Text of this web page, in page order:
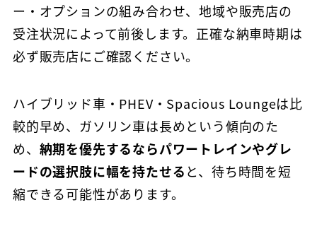
ー・オプションの組み合わせ、地域や販売店の
受注状況によって前後します。正確な納車時期は
必ず販売店にご確認ください。
ハイブリッド車・PHEV・Spacious Loungeは比
較的早め、ガソリン車は長めという傾向のた
め、 納期を優先するならパワートレインやグレ
ードの選択肢に幅を持たせると、待ち時間を短
縮できる可能性があります。